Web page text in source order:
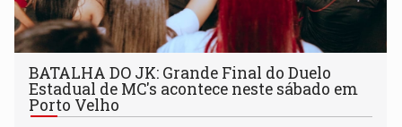
BATALHA DO JK: Grande Final do Duelo
Estadual de MC's acontece neste sábado em
Porto Velho